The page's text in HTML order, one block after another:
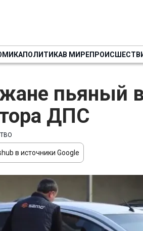
ПОЛИТИКАВ МИРЕ
пьяный
ДПС
в источники Google